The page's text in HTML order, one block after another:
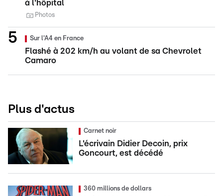
à l'hôpital
Photos
Sur l'A4 en France
Flashé à 202 km/h au volant de sa Chevrolet
Camaro
Plus d'actus
Carnet noir
L'écrivain Didier Decoin, prix
Goncourt, est décédé
360 millions de dollars